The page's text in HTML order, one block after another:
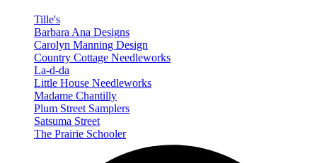
Tille's
Barbara Ana Designs
Carolyn Manning Design
Country Cottage Needleworks
La-d-da
Little House Needleworks
Madame Chantilly
Plum Street Samplers
Satsuma Street
The Prairie Schooler